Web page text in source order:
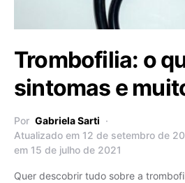
Trombofilia: o
sintomas e
Por Gabriela Sarti
Atualizado em 12 de setembro de
em 15 de julho de 2021
Quer descobrir tudo sobre a